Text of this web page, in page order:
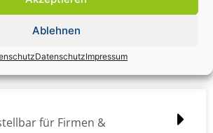
Ablehnen
DatenschutzImpressum
/ Profidatencheck
für Firmen &